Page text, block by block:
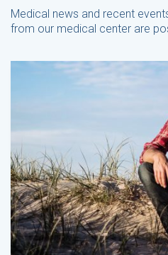
Medical news and recent
from our medical center are